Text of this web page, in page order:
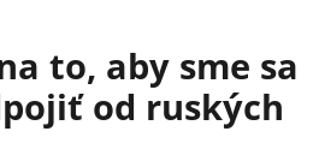
to, aby sme sa
od ruských